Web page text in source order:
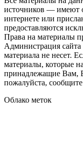
источников — имеют
интернете или
предоставляются
Права на материалы
Администрация сайта
материала не несет.
материалы, которые
принадлежащие Вам,
пожалуйста,
Облако меток